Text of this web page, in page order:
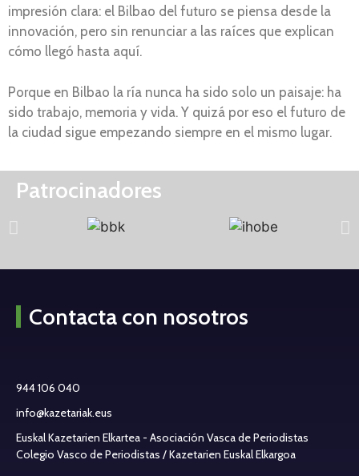
impresión clara: el Bilbao del futuro se piensa desde la
innovación, pero sin renunciar a las raíces que explican
cómo llegó hasta aquí.
Porque en Bilbao la ría nunca ha sido solo un paisaje: ha
sido trabajo, memoria y vida. Y quizá por eso el futuro de
la ciudad sigue empezando siempre en el mismo lugar.
Patrocinadores
Contacta con nosotros
944 106 040
info@kazetariak.eus
Euskal Kazetarien Elkartea - Asociación Vasca de Periodistas
Colegio Vasco de Periodistas / Kazetarien Euskal Elkargoa